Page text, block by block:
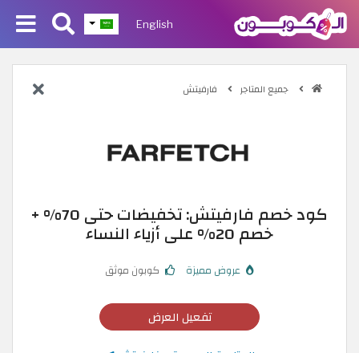
English
جميع المتاجر فارفيتش
كود خصم فارفيتش: تخفيضات حتى 70% +
خصم 20% على أزياء النساء
عروض مميزة كوبون موثق
تفعيل العرض